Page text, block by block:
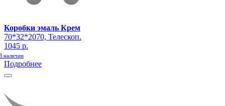
Коробки эмаль Крем
70*32*2070, Телескоп.
1045 р.
наличии
Подробнее